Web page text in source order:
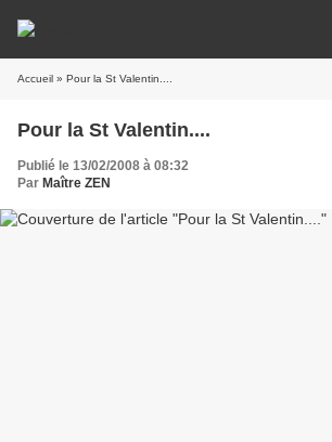
Accueil » Pour la St Valentin....
Pour la St Valentin....
Publié le 13/02/2008 à 08:32
Par Maître ZEN